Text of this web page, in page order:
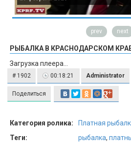
prev next
РЫБАЛКА В КРАСНОДАРСКОМ
Загрузка плеера...
# 1902 00:18:21 Administrator
Поделиться
Категория ролика:
Платная
Теги:
рыбалка,